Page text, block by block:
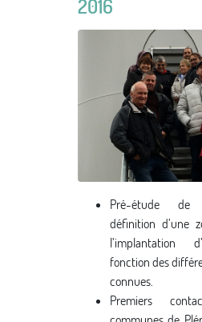
2016
Pré-étude
définition d’une
l’implantation
fonction des
connues.
Premiers